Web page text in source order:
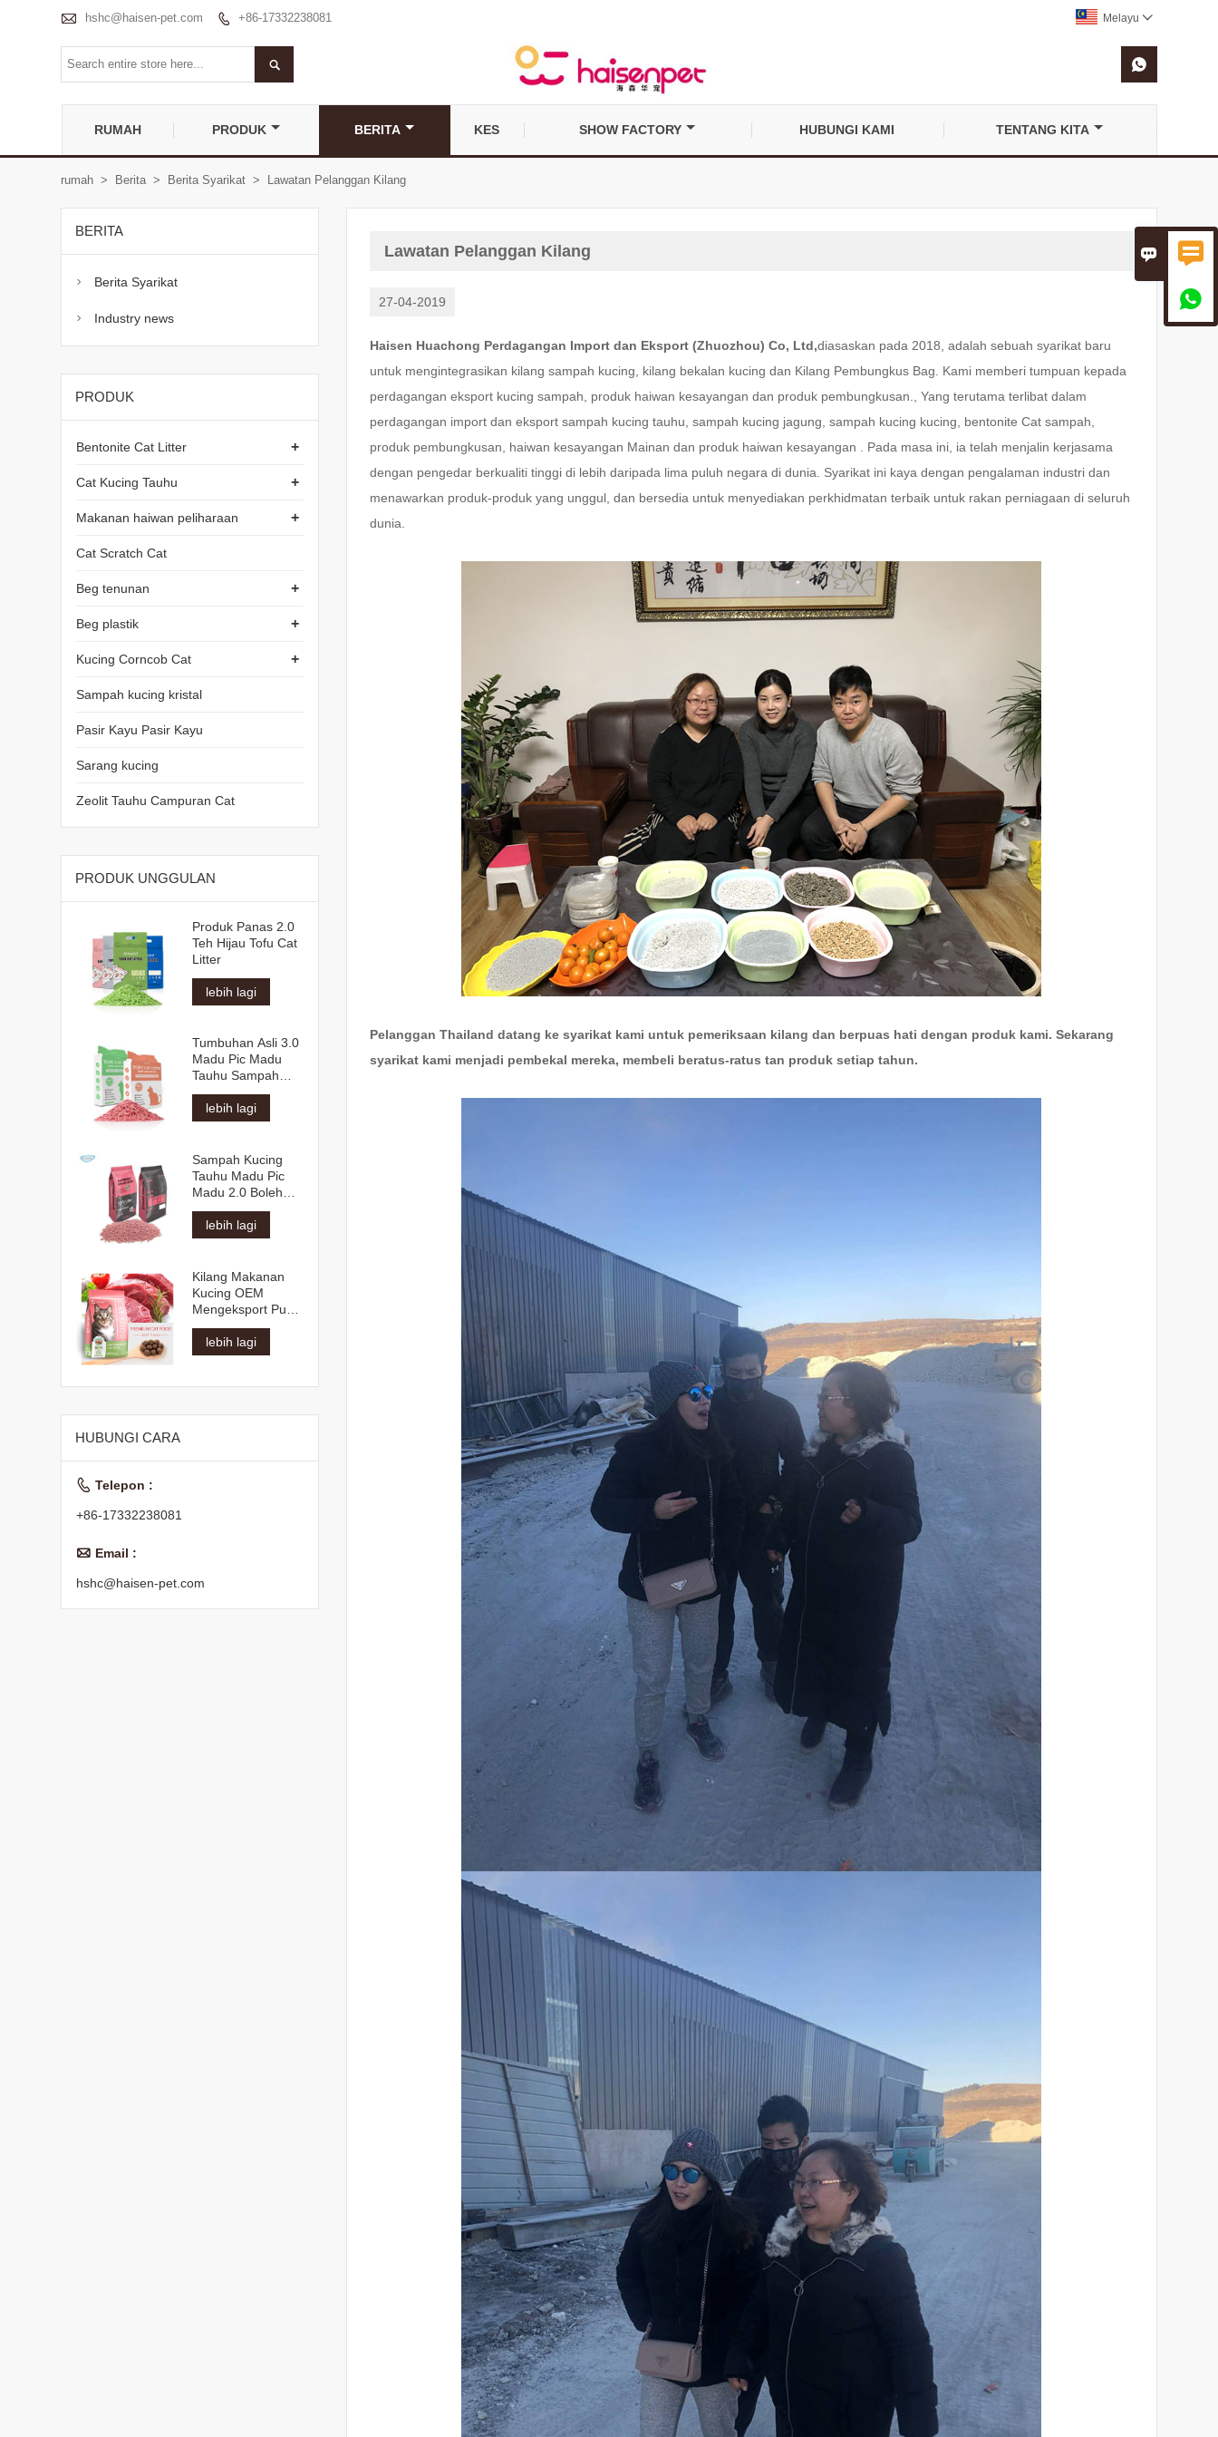
 

 hshc@haisen-pet.com  +86-17332238081 Melayu 


RUMAH PRODUK BERITA KES SHOW FACTORY HUBUNGI KAMI TENTANG KITA
rumah > Berita > Berita Syarikat > Lawatan Pelanggan Kilang
Lawatan Pelanggan Kilang
27-04-2019
Haisen Huachong Perdagangan Import dan Eksport (Zhuozhou) Co, Ltd,diasaskan pada 2018, adalah sebuah syarikat baru
untuk mengintegrasikan kilang sampah kucing, kilang bekalan kucing dan Kilang Pembungkus Bag. Kami memberi tumpuan kepada
perdagangan eksport kucing sampah, produk haiwan kesayangan dan produk pembungkusan., Yang terutama terlibat dalam
perdagangan import dan eksport sampah kucing tauhu, sampah kucing jagung, sampah kucing kucing, bentonite Cat sampah,
produk pembungkusan, haiwan kesayangan Mainan dan produk haiwan kesayangan . Pada masa ini, ia telah menjalin kerjasama
dengan pengedar berkualiti tinggi di lebih daripada lima puluh negara di dunia. Syarikat ini kaya dengan pengalaman industri dan
menawarkan produk-produk yang unggul, dan bersedia untuk menyediakan perkhidmatan terbaik untuk rakan perniagaan di seluruh
dunia.
Pelanggan Thailand datang ke syarikat kami untuk pemeriksaan kilang dan berpuas hati dengan produk kami. Sekarang
syarikat kami menjadi pembekal mereka, membeli beratus-ratus tan produk setiap tahun.
BERITA
 Berita Syarikat
 Industry news
PRODUK
+
Bentonite Cat Litter
+
Cat Kucing Tauhu
+
Makanan haiwan peliharaan
Cat Scratch Cat
+
Beg tenunan
+
Beg plastik
+
Kucing Corncob Cat
Sampah kucing kristal
Pasir Kayu Pasir Kayu
Sarang kucing
Zeolit Tauhu Campuran Cat
PRODUK UNGGULAN
Produk Panas 2.0
Teh Hijau Tofu Cat
Litter
lebih lagi
Tumbuhan Asli 3.0
Madu Pic Madu
Tauhu Sampah
Kucing
lebih lagi
Sampah Kucing
Tauhu Madu Pic
Madu 2.0 Boleh
Siram
lebih lagi
Kilang Makanan
Kucing OEM
Mengeksport Pukal
Bahan Mentah Asli
Pelbagai Bentuk
Perisa Semua
Kucing Kering
lebih lagi
HUBUNGI CARA
 Telepon :
+86-17332238081
 Email :
hshc@haisen-pet.com